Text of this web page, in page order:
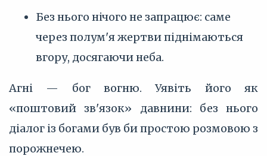
Без нього нічого не запрацює: саме
через полум'я жертви піднімаються
вгору, досягаючи неба.
Агні — бог вогню. Уявіть його як
«поштовий зв'язок» давнини: без нього
діалог із богами був би простою розмовою з
порожнечею.